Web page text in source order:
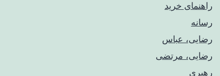
راهنمای خريد
رسانه
رضایی، عباس
رضایی، مرتضی
رهبری